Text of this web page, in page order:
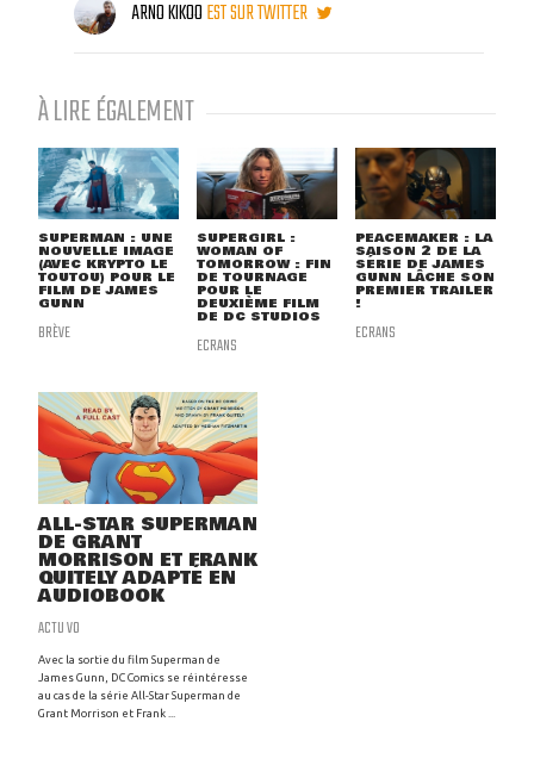
ARNO KIKOOEST SUR TWITTER
À LIRE ÉGALEMENT
SUPERMAN : UNE
NOUVELLE IMAGE
(AVEC KRYPTO LE
TOUTOU) POUR LE
FILM DE JAMES
GUNN
BRÈVE
SUPERGIRL :
WOMAN OF
TOMORROW : FIN
DE TOURNAGE
POUR LE
DEUXIÈME FILM
DE DC STUDIOS
ECRANS
PEACEMAKER : LA
SAISON 2 DE LA
SÉRIE DE JAMES
GUNN LÂCHE SON
PREMIER TRAILER
!
ECRANS
ALL-STAR SUPERMAN
DE GRANT
MORRISON ET FRANK
QUITELY ADAPTÉ EN
AUDIOBOOK
ACTU VO
Avec la sortie du film Superman de
James Gunn, DC Comics se réintéresse
au cas de la série All-Star Superman de
Grant Morrison et Frank ...